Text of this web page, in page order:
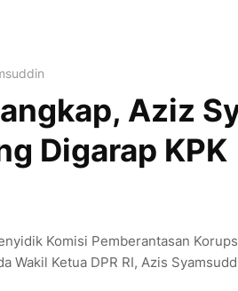
Aziz
Digarap KPK
Komisi Pemberantasan
Wakil Ketua DPR RI, Azis